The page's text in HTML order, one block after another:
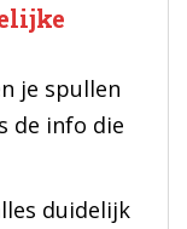
je spullen
de info die
duidelijk